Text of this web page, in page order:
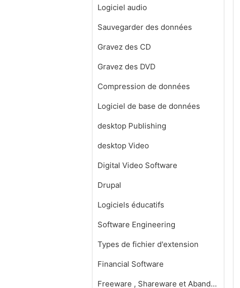
Logiciel audio
Sauvegarder des données
Gravez des CD
Gravez des DVD
Compression de données
Logiciel de base de données
desktop Publishing
desktop Video
Digital Video Software
Drupal
Logiciels éducatifs
Software Engineering
Types de fichier d'extension
Financial Software
Freeware , Shareware et Abandonware